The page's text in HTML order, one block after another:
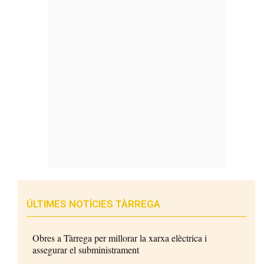
ÚLTIMES NOTÍCIES TÀRREGA
Obres a Tàrrega per millorar la xarxa elèctrica i
assegurar el subministrament